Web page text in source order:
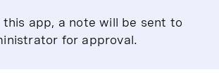
app, a note will be sent to
for approval.